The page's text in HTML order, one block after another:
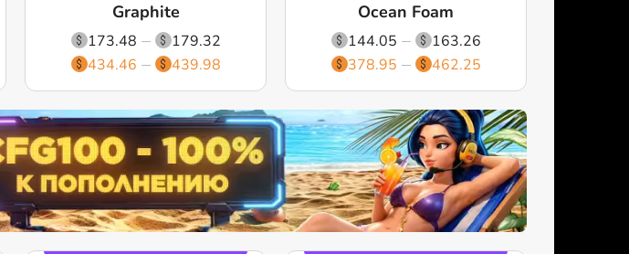
Graphite
173.48
179.32
434.46
439.98
Ocean Foam
144.05
163.26
378.95
462.25